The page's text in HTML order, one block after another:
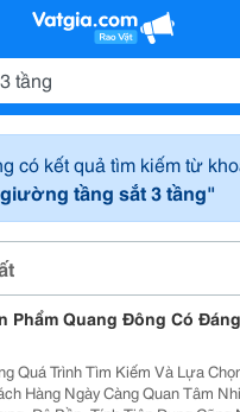
có kết quả tìm kiếm từ
tầng sắt 3 tầng"
Phẩm Quang Đông Có
Quá Trình Tìm Kiếm Và Lựa
Hàng Ngày Càng Quan Tâm